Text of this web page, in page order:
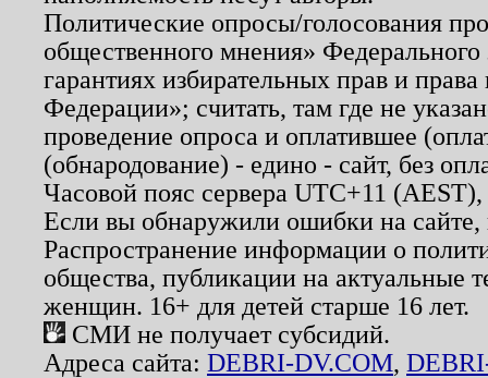
Политические опросы/голосования
общественного мнения»
гарантиях избирательных прав и
Федерации»; считать, там где не
проведение опроса и оплатившее
(обнародование) - едино - сайт, без
Часовой пояс сервера UTC+11
Если вы обнаружили ошибки на
Распространение информации о
общества, публикации на актуальные
женщин. 16+ для детей старше 16 лет.
СМИ не получает субсидий.
Адреса сайта: DEBRI-DV.COM,